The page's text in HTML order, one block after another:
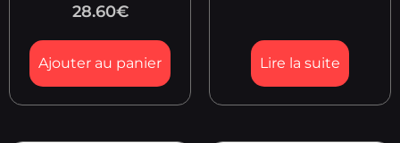
28.60€
Ajouter au panier Lire la suite